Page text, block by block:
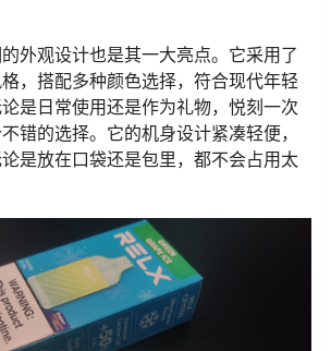
外观设计也是其一大亮点。它采用了
，搭配多种颜色选择，符合现代年轻
是日常使用还是作为礼物，悦刻一次
错的选择。它的机身设计紧凑轻便，
是放在口袋还是包里，都不会占用太